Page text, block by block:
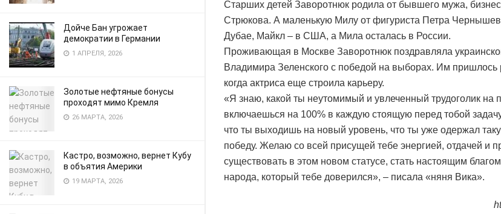
Дойче Бан угрожает
демократии в Германии
1 АПРЕЛЯ, 2026
Золотые нефтяные бонусы
проходят мимо Кремля
26 МАРТА, 2026
Кастро, возможно, вернет Кубу
в объятия Америки
19 МАРТА, 2026
Старших детей Заворотнюк родила от бывшего мужа,
Стрюкова. А маленькую Милу от фигуриста Петра
Дубае, Майкл – в США, а Мила осталась в России.
Проживающая в Москве Заворотнюк поздравляла
Владимира Зеленского с победой на выборах. Им пришлось
когда актриса еще строила карьеру.
«Я знаю, какой ты неутомимый и увлеченный трудоголик на
включаешься на 100% в каждую стоящую перед тобой
что ты выходишь на новый уровень, что ты уже одержал
победу. Желаю со всей присущей тебе энергией, отдачей и
существовать в этом новом статусе, стать настоящим
народа, который тебе доверился», – писала «няня Вика».